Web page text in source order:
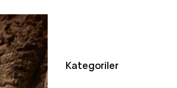
Kategoriler